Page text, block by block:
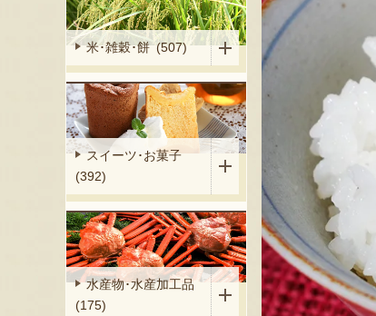
米･雑穀･餅 (507)
スイーツ･お菓子
(392)
水産物･水産加工品
(175)